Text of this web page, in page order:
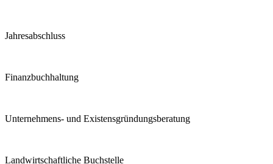
Jahresabschluss
Finanzbuchhaltung
Unternehmens- und Existensgründungsberatung
Landwirtschaftliche Buchstelle